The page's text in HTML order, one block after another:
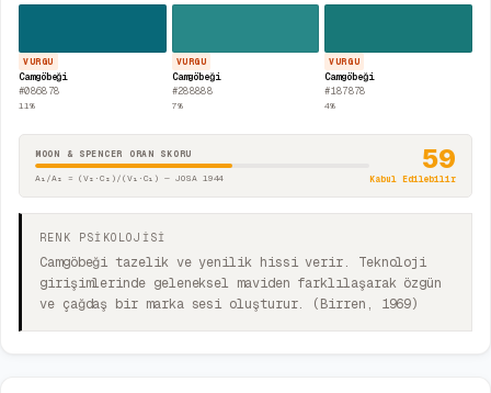
VURGU
Camgöbeği
#086878
11%
VURGU
Camgöbeği
#288888
7%
VURGU
Camgöbeği
#187878
4%
MOON & SPENCER ORAN SKORU
A₁/A₂ = (V₂·C₂)/(V₁·C₁) — JOSA 1944
59
Kabul Edilebilir
RENK PSİKOLOJİSİ
Camgöbeği tazelik ve yenilik hissi verir. Teknoloji
girişimlerinde geleneksel maviden farklılaşarak özgün
ve çağdaş bir marka sesi oluşturur. (Birren, 1969)